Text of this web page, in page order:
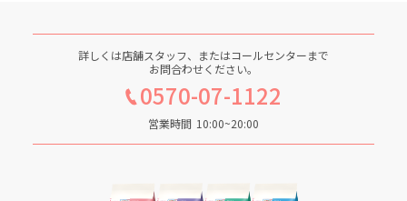
詳しくは店舗スタッフ、またはコールセンターまで
お問合わせください。
0570-07-1122
営業時間 10:00~20:00